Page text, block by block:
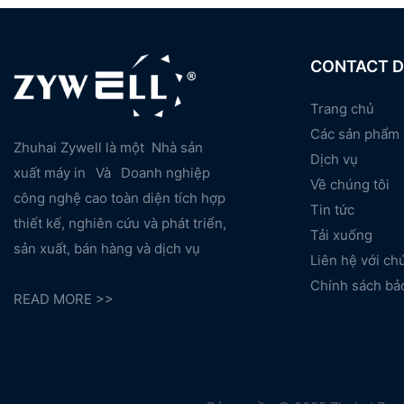
Zhuhai Zywell là một Nhà sản
xuất máy in
Và
Doanh nghiệp
công nghệ cao toàn diện tích hợp
thiết kế, nghiên cứu và phát triển,
sản xuất, bán hàng và dịch vụ
READ MORE >>
CONTACT
Trang chủ
Các sản phẩm
Dịch vụ
Về chúng tôi
Tin tức
Tải xuống
Liên hệ với
Chính sách